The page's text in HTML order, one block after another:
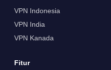
VPN Indonesia
VPN India
VPN Kanada
Fitur